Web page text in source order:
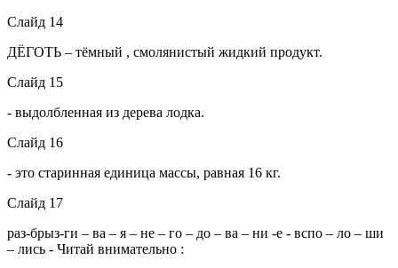
Слайд 14
ДЁГОТЬ – тёмный , смолянистый жидкий продукт.
Слайд 15
- выдолбленная из дерева лодка.
Слайд 16
- это старинная единица массы, равная 16 кг.
Слайд 17
раз-брыз-ги – ва – я – не – го – до – ва – ни -е - вспо – ло – ши
– лись - Читай внимательно :